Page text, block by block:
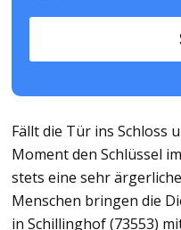
Fällt die Tür ins Schloss
Moment den Schlüssel
stets eine sehr
Menschen bringen die
in Schillinghof (73553)